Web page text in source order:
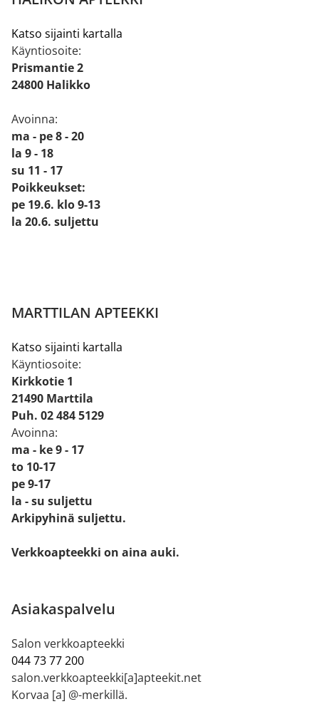
Katso sijainti kartalla
Käyntiosoite:
Prismantie 2
24800 Halikko
Avoinna:
ma - pe 8 - 20
la 9 - 18
su 11 - 17
Poikkeukset:
pe 19.6. klo 9-13
la 20.6. suljettu
MARTTILAN APTEEKKI
Katso sijainti kartalla
Käyntiosoite:
Kirkkotie 1
21490 Marttila
Puh. 02 484 5129
Avoinna:
ma - ke 9 - 17
to 10-17
pe 9-17
la - su suljettu
Arkipyhinä suljettu.
Verkkoapteekki on aina auki.
Asiakaspalvelu
Salon verkkoapteekki
044 73 77 200
salon.verkkoapteekki[a]apteekit.net
Korvaa [a] @-merkillä.